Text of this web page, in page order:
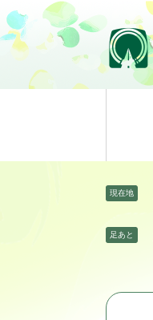
ペ
ー
ジ
メ
ニ
ュ
て
現在地
足あと